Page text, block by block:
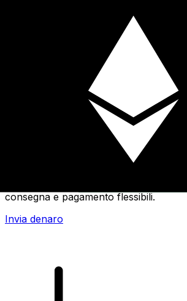
Trasferimenti di denaro
consegna e pagamento flessibili.
Invia denaro